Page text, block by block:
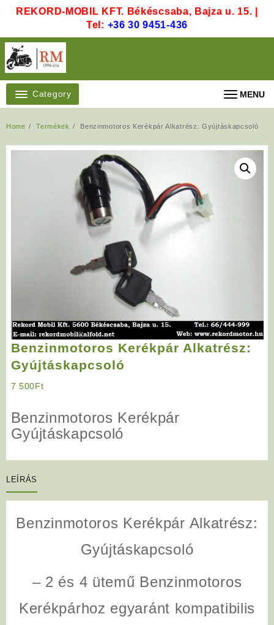
REKORD-MOBIL KFT. Békéscsaba, Bajza u. 15. |
Tel: +36 30 9451-436
Category MENU
Home Termékek Benzinmotoros Kerékpár Alkatrész: Gyújtáskapcsoló
Benzinmotoros Kerékpár Alkatrész:
Gyújtáskapcsoló
7 500Ft
Benzinmotoros Kerékpár
Gyújtáskapcsoló
LEÍRÁS
Benzinmotoros Kerékpár Alkatrész:
Gyújtáskapcsoló
– 2 és 4 ütemű Benzinmotoros
Kerékpárhoz egyaránt kompatibilis